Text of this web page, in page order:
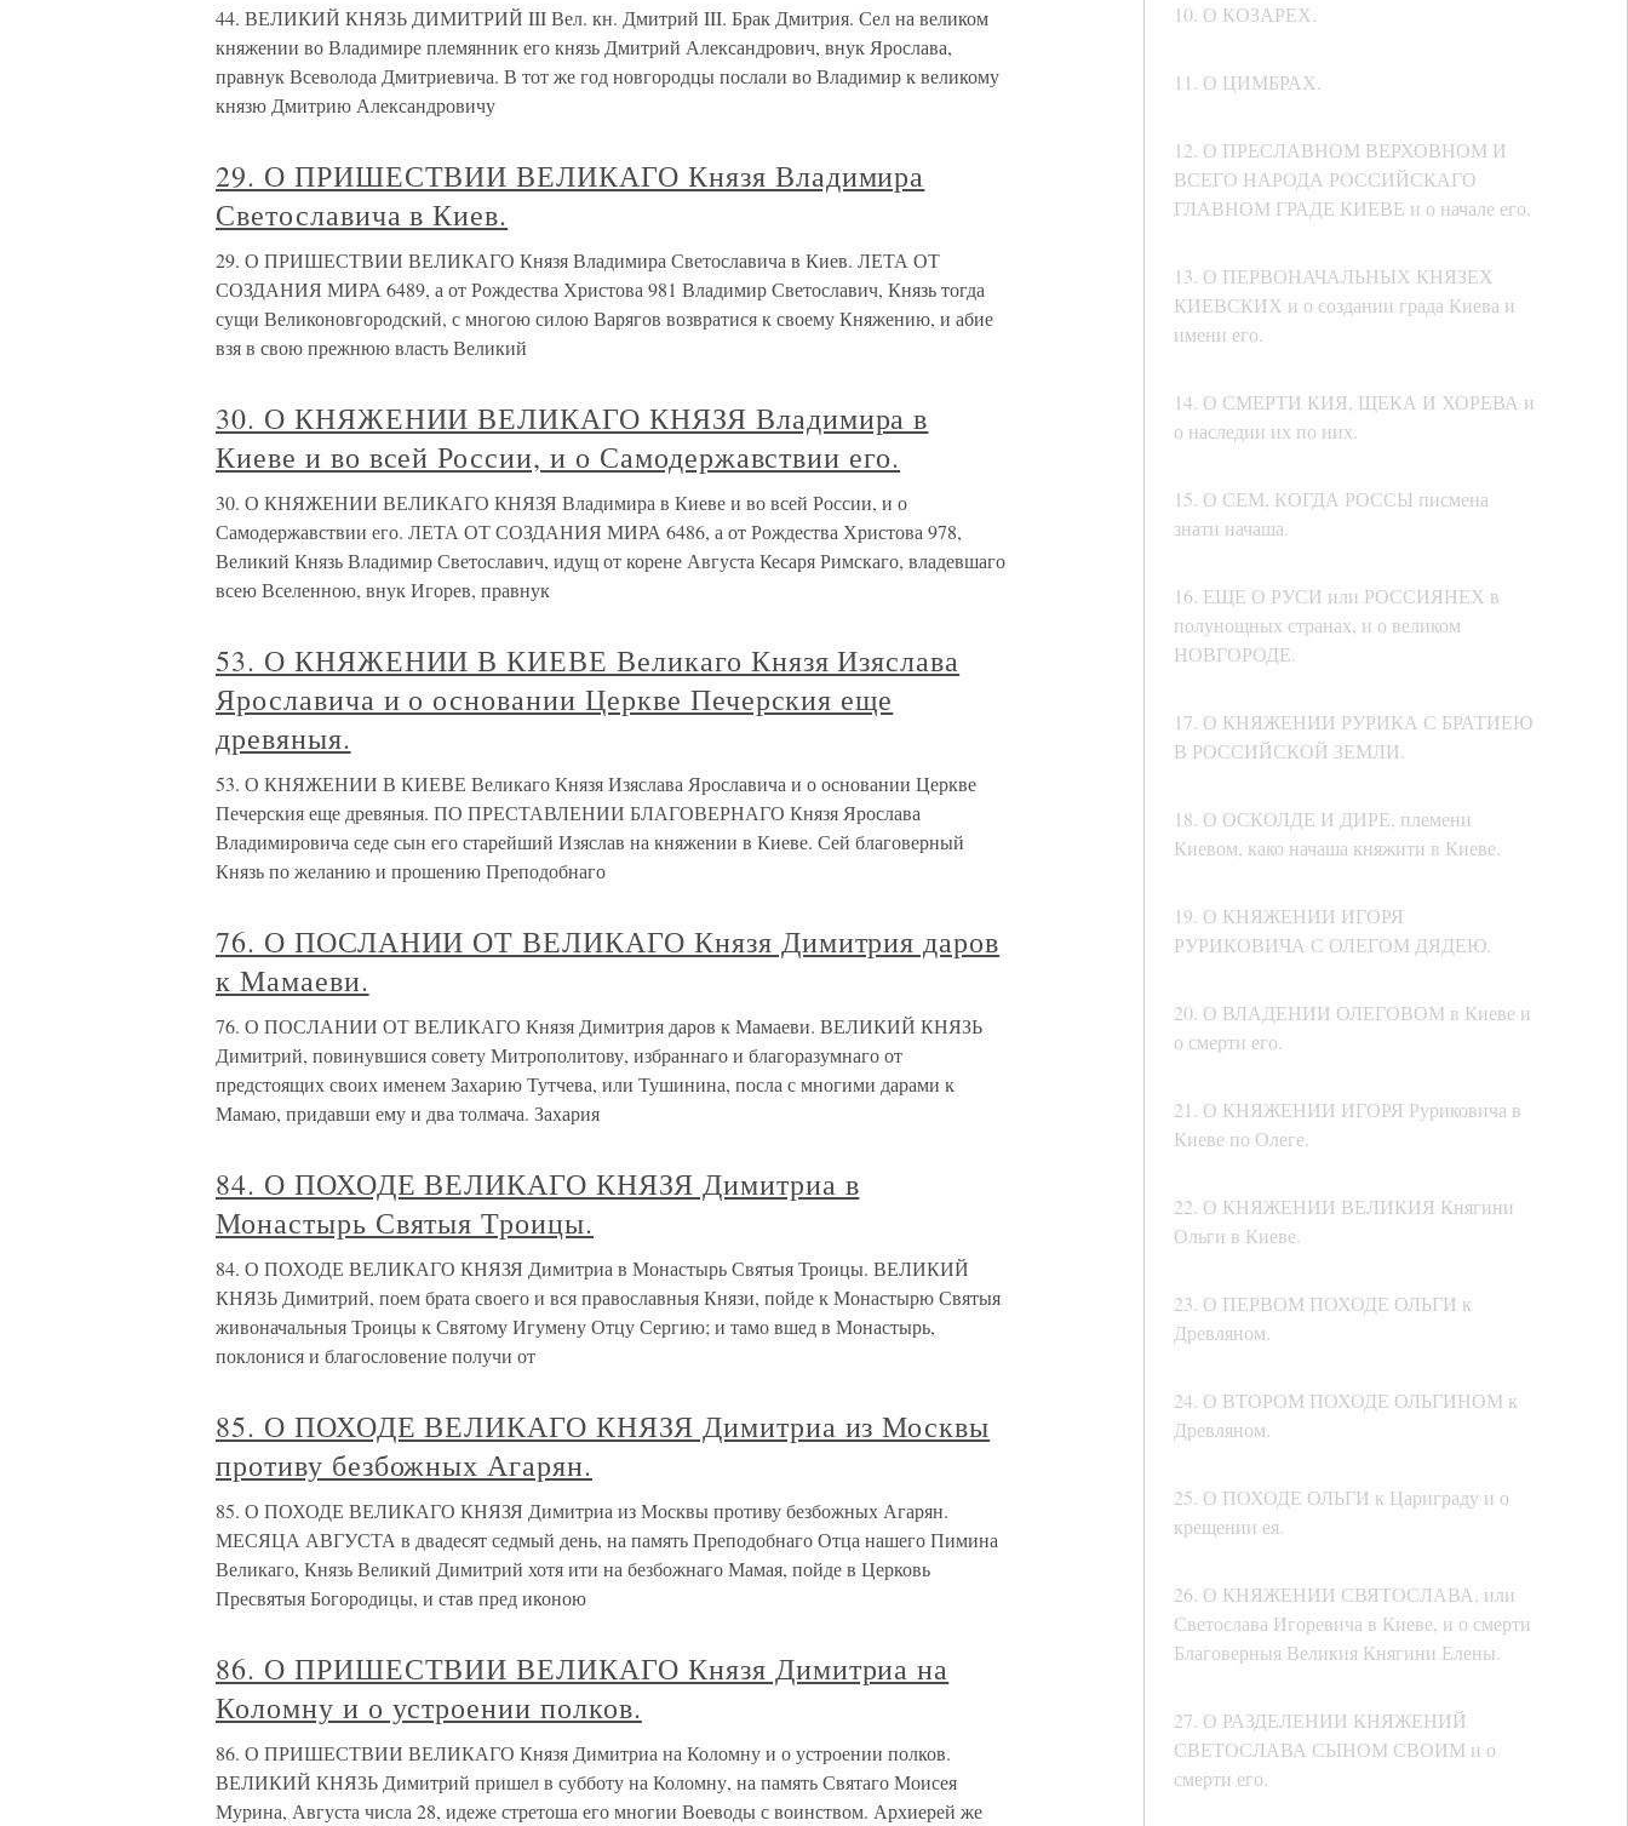
10. О КОЗАРЕХ.
11. О ЦИМБРАХ.
12. О ПРЕСЛАВНОМ ВЕРХОВНОМ И
ВСЕГО НАРОДА РОССИЙСКАГО
ГЛАВНОМ ГРАДЕ КИЕВЕ и о начале его.
13. О ПЕРВОНАЧАЛЬНЫХ КНЯЗЕХ
КИЕВСКИХ и о создании града Киева и
имени его.
14. О СМЕРТИ КИЯ, ЩЕКА И ХОРЕВА и
о наследии их по них.
15. О СЕМ, КОГДА РОССЫ писмена
знати начаша.
16. ЕЩЕ О РУСИ или РОССИЯНЕХ в
полунощных странах, и о великом
НОВГОРОДЕ.
17. О КНЯЖЕНИИ РУРИКА С БРАТИЕЮ
В РОССИЙСКОЙ ЗЕМЛИ.
18. О ОСКОЛДЕ И ДИРЕ, племени
Киевом, како начаша княжити в Киеве.
19. О КНЯЖЕНИИ ИГОРЯ
РУРИКОВИЧА С ОЛЕГОМ ДЯДЕЮ.
20. О ВЛАДЕНИИ ОЛЕГОВОМ в Киеве и
о смерти его.
21. О КНЯЖЕНИИ ИГОРЯ Руриковича в
Киеве по Олеге.
22. О КНЯЖЕНИИ ВЕЛИКИЯ Княгини
Ольги в Киеве.
23. О ПЕРВОМ ПОХОДЕ ОЛЬГИ к
Древляном.
24. О ВТОРОМ ПОХОДЕ ОЛЬГИНОМ к
Древляном.
25. О ПОХОДЕ ОЛЬГИ к Цариграду и о
крещении ея.
26. О КНЯЖЕНИИ СВЯТОСЛАВА, или
Светослава Игоревича в Киеве, и о смерти
Благоверныя Великия Княгини Елены.
27. О РАЗДЕЛЕНИИ КНЯЖЕНИЙ
СВЕТОСЛАВА СЫНОМ СВОИМ и о
смерти его.
44. ВЕЛИКИЙ КНЯЗЬ ДИМИТРИЙ III Вел. кн. Дмитрий III. Брак Дмитрия. Сел на великом
княжении во Владимире племянник его князь Дмитрий Александрович, внук Ярослава,
правнук Всеволода Дмитриевича. В тот же год новгородцы послали во Владимир к великому
князю Дмитрию Александровичу
29. О ПРИШЕСТВИИ ВЕЛИКАГО Князя Владимира
Светославича в Киев.
29. О ПРИШЕСТВИИ ВЕЛИКАГО Князя Владимира Светославича в Киев. ЛЕТА ОТ
СОЗДАНИЯ МИРА 6489, а от Рождества Христова 981 Владимир Светославич, Князь тогда
сущи Великоновгородский, с многою силою Варягов возвратися к своему Княжению, и абие
взя в свою прежнюю власть Великий
30. О КНЯЖЕНИИ ВЕЛИКАГО КНЯЗЯ Владимира в
Киеве и во всей России, и о Самодержавствии его.
30. О КНЯЖЕНИИ ВЕЛИКАГО КНЯЗЯ Владимира в Киеве и во всей России, и о
Самодержавствии его. ЛЕТА ОТ СОЗДАНИЯ МИРА 6486, а от Рождества Христова 978,
Великий Князь Владимир Светославич, идущ от корене Августа Кесаря Римскаго, владевшаго
всею Вселенною, внук Игорев, правнук
53. О КНЯЖЕНИИ В КИЕВЕ Великаго Князя Изяслава
Ярославича и о основании Церкве Печерския еще
древяныя.
53. О КНЯЖЕНИИ В КИЕВЕ Великаго Князя Изяслава Ярославича и о основании Церкве
Печерския еще древяныя. ПО ПРЕСТАВЛЕНИИ БЛАГОВЕРНАГО Князя Ярослава
Владимировича седе сын его старейший Изяслав на княжении в Киеве. Сей благоверный
Князь по желанию и прошению Преподобнаго
76. О ПОСЛАНИИ ОТ ВЕЛИКАГО Князя Димитрия даров
к Мамаеви.
76. О ПОСЛАНИИ ОТ ВЕЛИКАГО Князя Димитрия даров к Мамаеви. ВЕЛИКИЙ КНЯЗЬ
Димитрий, повинувшися совету Митрополитову, избраннаго и благоразумнаго от
предстоящих своих именем Захарию Тутчева, или Тушинина, посла с многими дарами к
Мамаю, придавши ему и два толмача. Захария
84. О ПОХОДЕ ВЕЛИКАГО КНЯЗЯ Димитриа в
Монастырь Святыя Троицы.
84. О ПОХОДЕ ВЕЛИКАГО КНЯЗЯ Димитриа в Монастырь Святыя Троицы. ВЕЛИКИЙ
КНЯЗЬ Димитрий, поем брата своего и вся православныя Князи, пойде к Монастырю Святыя
живоначальныя Троицы к Святому Игумену Отцу Сергию; и тамо вшед в Монастырь,
поклонися и благословение получи от
85. О ПОХОДЕ ВЕЛИКАГО КНЯЗЯ Димитриа из Москвы
противу безбожных Агарян.
85. О ПОХОДЕ ВЕЛИКАГО КНЯЗЯ Димитриа из Москвы противу безбожных Агарян.
МЕСЯЦА АВГУСТА в двадесят седмый день, на память Преподобнаго Отца нашего Пимина
Великаго, Князь Великий Димитрий хотя ити на безбожнаго Мамая, пойде в Церковь
Пресвятыя Богородицы, и став пред иконою
86. О ПРИШЕСТВИИ ВЕЛИКАГО Князя Димитриа на
Коломну и о устроении полков.
86. О ПРИШЕСТВИИ ВЕЛИКАГО Князя Димитриа на Коломну и о устроении полков.
ВЕЛИКИЙ КНЯЗЬ Димитрий пришел в субботу на Коломну, на память Святаго Моисея
Мурина, Августа числа 28, идеже стретоша его многии Воеводы с воинством. Архиерей же